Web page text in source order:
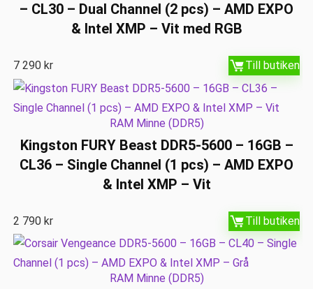
– CL30 – Dual Channel (2 pcs) – AMD EXPO
& Intel XMP – Vit med RGB
7 290 kr Till butiken
RAM Minne (DDR5)
Kingston FURY Beast DDR5-5600 – 16GB –
CL36 – Single Channel (1 pcs) – AMD EXPO
& Intel XMP – Vit
2 790kr Till butiken
RAM Minne (DDR5)